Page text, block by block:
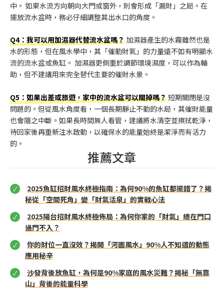
中。 如果水流方向朝向大門或窗外，則會形成「漏財」之局。在
擺放流水盆時，務必仔細調整其出水口的角度。
Q4：我可以用加濕器代替流水盆嗎？ 加濕器產生的水霧雖然也是
水的形態，但在風水學中，其「催動財氣」的力量遠不如有明顯水
流的流水盆或魚缸。 加濕器更側重於調節環境濕度，可以作為輔
助，但不建議用來完全替代主要的催財水景。
Q5：如果出差或旅遊，家中的流水盆可以關掉嗎？短期關閉是沒
問題的。但從風水角度看，一個長期靜止不動的水局，其催財能量
也會隨之中斷。如果長時間無人看管，建議將水清空並擦拭乾淨，
待回家後再重新注水啟動，以確保水的能量始終是潔淨而有活力
的。
推薦文章
2025魚缸招財風水終極指南：為何90%的魚缸都擺錯了？揭
秘從「空間死角」變「財氣活泉」的實戰心法
2025陽台招財風水終極佈局：為何你家的「財氣」總在門口
過門不入？
你的財位一直沒效？揭開「河圖風水」90%人不知道的動態
應用秘辛
沙發背後放魚缸，為何是90%家庭的風水災難？揭秘「無靠
山」背後的能量科學